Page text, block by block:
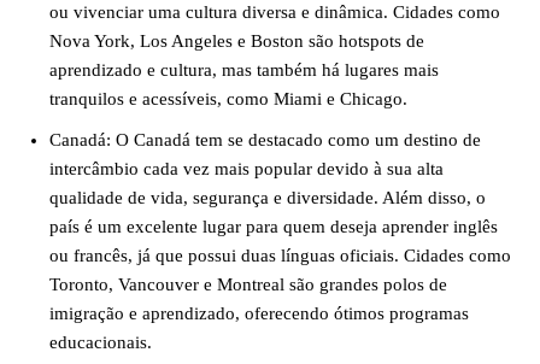
ou vivenciar uma cultura diversa e dinâmica. Cidades como
Nova York, Los Angeles e Boston são hotspots de
aprendizado e cultura, mas também há lugares mais
tranquilos e acessíveis, como Miami e Chicago.
Canadá: O Canadá tem se destacado como um destino de
intercâmbio cada vez mais popular devido à sua alta
qualidade de vida, segurança e diversidade. Além disso, o
país é um excelente lugar para quem deseja aprender inglês
ou francês, já que possui duas línguas oficiais. Cidades como
Toronto, Vancouver e Montreal são grandes polos de
imigração e aprendizado, oferecendo ótimos programas
educacionais.